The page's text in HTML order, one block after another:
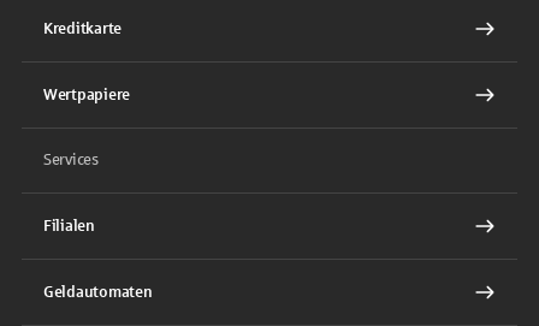
Kreditkarte
Wertpapiere
Services
Filialen
Geldautomaten